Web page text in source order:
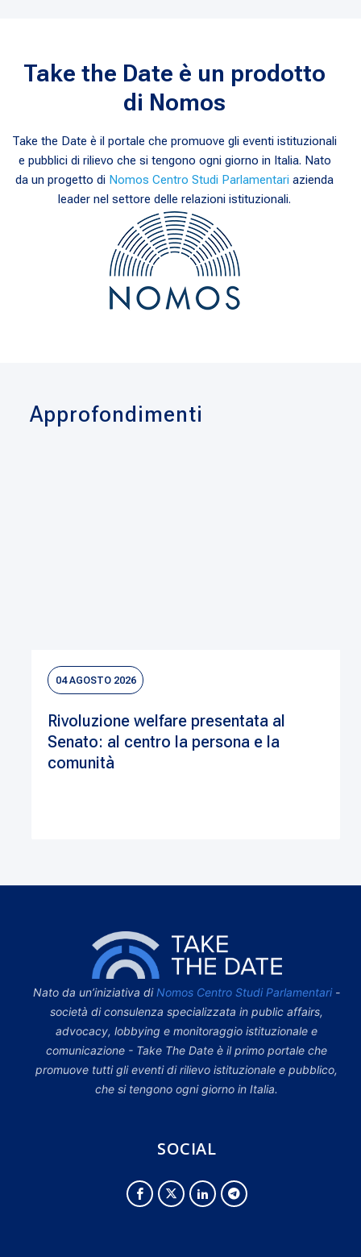
Take the Date è un prodotto
di Nomos
Take the Date è il portale che promuove gli eventi istituzionali
e pubblici di rilievo che si tengono ogni giorno in Italia. Nato
da un progetto di Nomos Centro Studi Parlamentari azienda
leader nel settore delle relazioni istituzionali.
Approfondimenti
04 AGOSTO 2026
Rivoluzione welfare presentata al
Senato: al centro la persona e la
comunità
Nato da un’iniziativa di Nomos Centro Studi Parlamentari-
società di consulenza specializzata in public affairs,
advocacy, lobbying e monitoraggio istituzionale e
comunicazione - Take The Date è il primo portale che
promuove tutti gli eventi di rilievo istituzionale e pubblico,
che si tengono ogni giorno in Italia.
SOCIAL